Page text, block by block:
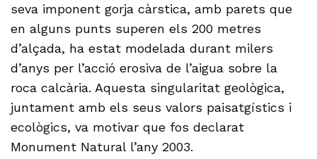
seva imponent gorja càrstica, amb parets que
en alguns punts superen els 200 metres
d’alçada, ha estat modelada durant milers
d’anys per l’acció erosiva de l’aigua sobre la
roca calcària. Aquesta singularitat geològica,
juntament amb els seus valors paisatgístics i
ecològics, va motivar que fos declarat
Monument Natural l’any 2003.